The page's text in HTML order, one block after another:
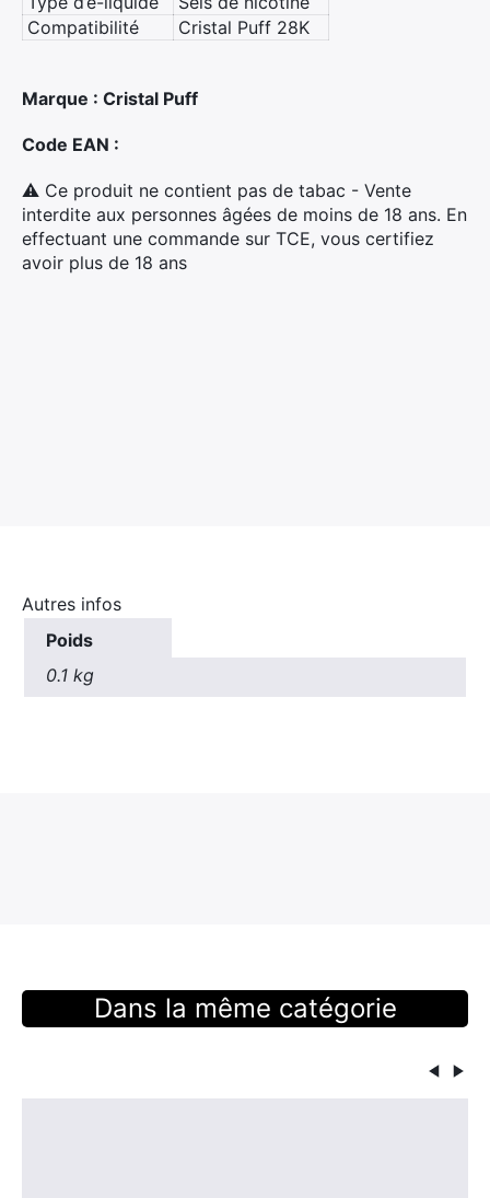
Compatibilité
Cristal Puff 28K
Marque : Cristal Puff
Code EAN :
⚠ Ce produit ne contient pas de tabac - Vente
interdite aux personnes âgées de moins de 18 ans. En
effectuant une commande sur TCE, vous certifiez
avoir plus de 18 ans
Autres infos
Poids
0.1 kg
Dans la même catégorie
×